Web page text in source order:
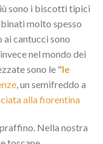
sono i biscotti tipici
molto spesso
ai cantucci sono
nel mondo dei
sono le "le
, un semifreddo a
alla fiorentina
Nella nostra